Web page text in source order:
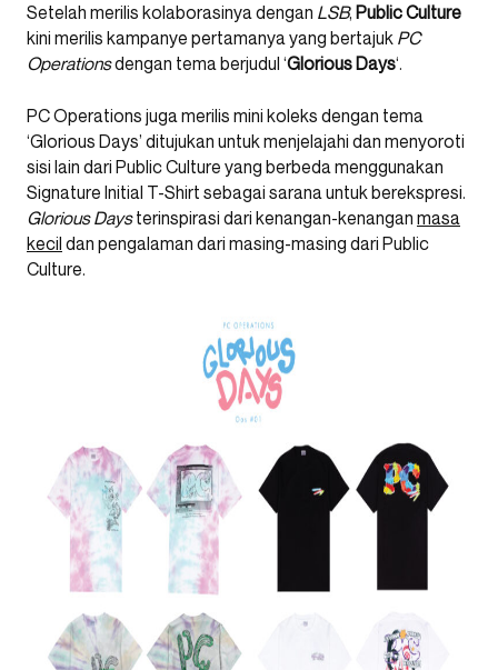
Setelah merilis kolaborasinya dengan LSB, Public Culture
kini merilis kampanye pertamanya yang bertajuk PC
Operationsdengan tema berjudul ‘Glorious Days‘.
PC Operations juga merilis mini koleks dengan tema
‘Glorious Days’ ditujukan untuk menjelajahi dan menyoroti
sisi lain dari Public Culture yang berbeda menggunakan
Signature Initial T-Shirt sebagai sarana untuk berekspresi.
Glorious Daysterinspirasi dari kenangan-kenangan masa
kecil dan pengalaman dari masing-masing dari Public
Culture.